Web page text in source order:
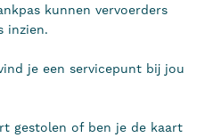
kunnen vervoerders
inzien.
je een servicepunt bij jou
gestolen of ben je de kaart